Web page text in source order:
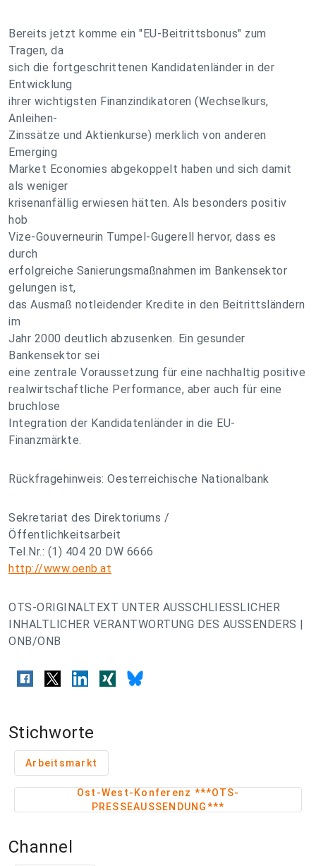
Bereits jetzt komme ein "EU-Beitrittsbonus" zum
Tragen, da
sich die fortgeschrittenen Kandidatenländer in der
Entwicklung
ihrer wichtigsten Finanzindikatoren (Wechselkurs,
Anleihen-
Zinssätze und Aktienkurse) merklich von anderen
Emerging
Market Economies abgekoppelt haben und sich damit
als weniger
krisenanfällig erwiesen hätten. Als besonders positiv
hob
Vize-Gouverneurin Tumpel-Gugerell hervor, dass es
durch
erfolgreiche Sanierungsmaßnahmen im Bankensektor
gelungen ist,
das Ausmaß notleidender Kredite in den Beitrittsländern
im
Jahr 2000 deutlich abzusenken. Ein gesunder
Bankensektor sei
eine zentrale Voraussetzung für eine nachhaltig positive
realwirtschaftliche Performance, aber auch für eine
bruchlose
Integration der Kandidatenländer in die EU-
Finanzmärkte.
Rückfragehinweis: Oesterreichische Nationalbank
Sekretariat des Direktoriums /
Öffentlichkeitsarbeit
Tel.Nr.: (1) 404 20 DW 6666
http://www.oenb.at
OTS-ORIGINALTEXT UNTER AUSSCHLIESSLICHER
INHALTLICHER VERANTWORTUNG DES AUSSENDERS |
ONB/ONB
Stichworte
Arbeitsmarkt
Ost-West-Konferenz ***OTS-
PRESSEAUSSENDUNG***
Channel